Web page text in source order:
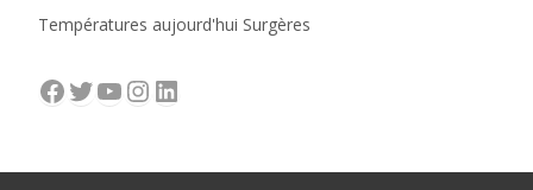
Températures aujourd'hui Surgères
Facebook
Twitter
YouTube
Instagram
LinkedIn